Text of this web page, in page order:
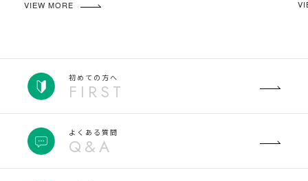
VIEW MORE
初めての方へ
FIRST
よくある質問
Q&A